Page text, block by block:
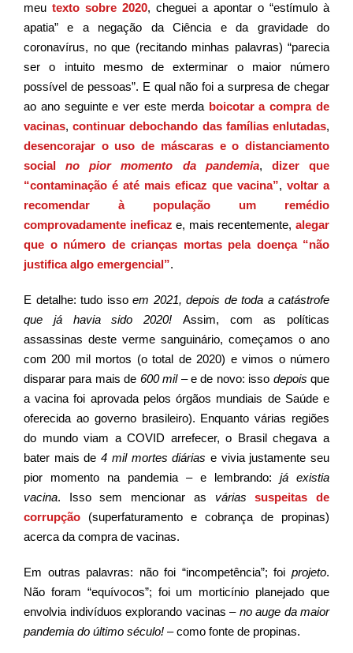
meu texto sobre 2020, cheguei a apontar o “estímulo à
apatia” e a negação da Ciência e da gravidade do
coronavírus, no que (recitando minhas palavras) “parecia
ser o intuito mesmo de exterminar o maior número
possível de pessoas”. E qual não foi a surpresa de chegar
ao ano seguinte e ver este merda boicotar a compra de
vacinas,continuar debochando das famílias enlutadas,
desencorajar o uso de máscaras e o distanciamento
socialno pior momento da pandemia, dizer que
“contaminação é até mais eficaz que vacina”, voltar a
recomendar à população um remédio
comprovadamente ineficaz e, mais recentemente,alegar
que o número de crianças mortas pela doença “não
justifica algo emergencial”.
E detalhe: tudo isso em 2021, depois de toda a catástrofe
que já havia sido 2020! Assim, com as políticas
assassinas deste verme sanguinário, começamos o ano
com 200 mil mortos (o total de 2020) e vimos o número
disparar para mais de 600 mil– e de novo: isso depoisque
a vacina foi aprovada pelos órgãos mundiais de Saúde e
oferecida ao governo brasileiro). Enquanto várias regiões
do mundo viam a COVID arrefecer, o Brasil chegava a
bater mais de4 mil mortes diárias e vivia justamente seu
pior momento na pandemia – e lembrando: já existia
vacina. Isso sem mencionar as várias
suspeitas de
corrupção (superfaturamento e cobrança de propinas)
acerca da compra de vacinas.
Em outras palavras: não foi “incompetência”; foi projeto.
Não foram “equívocos”; foi um morticínio planejado que
envolvia indivíduos explorando vacinas – no auge da maior
pandemia do último século! – como fonte de propinas.